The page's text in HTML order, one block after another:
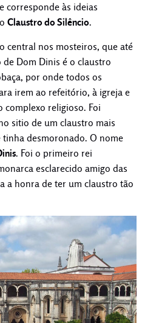
corresponde às ideias
Claustro do Silêncio.
central nos mosteiros, que até
Dom Dinis é o claustro
por onde todos os
irem ao refeitório, à igreja e
complexo religioso. Foi
sitio de um claustro mais
desmoronado. O nome
. Foi o primeiro rei
esclarecido amigo das
a honra de ter um claustro tão